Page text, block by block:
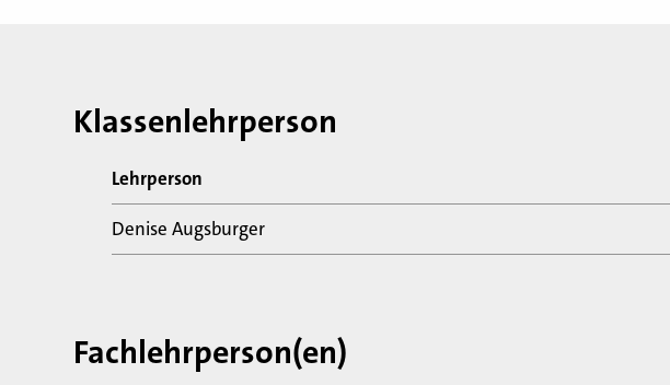
Klassenlehrperson
Lehrperson
Denise Augsburger
Fachlehrperson(en)